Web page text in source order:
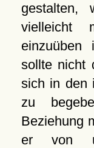
gestalten,
vielleicht
sollte nicht
sich in den
zu
Beziehung
er von